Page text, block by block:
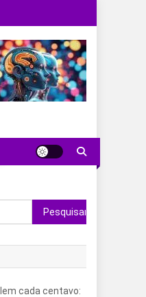
Pesquisar
por:
cada centavo: